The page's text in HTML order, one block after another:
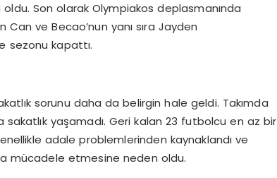
Son olarak Olympiakos deplasmanında
ve Becao’nun yanı sıra Jayden
sezonu kapattı.
sorunu daha da belirgin hale geldi. Takımda
yaşamadı. Geri kalan 23 futbolcu en az bir
adale problemlerinden kaynaklandı ve
mücadele etmesine neden oldu.